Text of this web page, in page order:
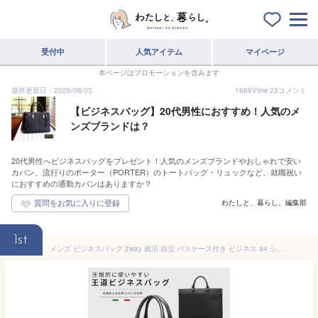
受付中 人気アイテム マイページ
本ページはプロモーションを含みます
最終更新日：2026/08/05
1669View 23コメント
【ビジネスバッグ】20代男性におすすめ！人気のメ
ンズブランドは？
20代男性へビジネスバッグをプレゼント！人気のメンズブランドやおしゃれで安い
カバン、流行りのポーター（PORTER）のトートバッグ・リュックなど、就職祝い
におすすめの通勤カバンはありますか？
わたしと、暮らし。編集部
1st
メンズ ビジネスバッグ 2way 就活 自立 パスケース付き ビジネス a4 ショルダー 大容量 撥水 社会人 リクルート イタリア ブランド 男性用 グッシオ ウォーモ イタリア レザー イチオシ グッシオメンズ